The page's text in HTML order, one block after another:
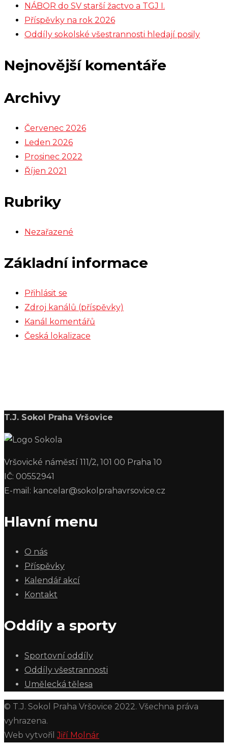
NÁBOR do SV starší žactvo a TGJ I.
Příspěvky na rok 2026
Oddíly sokolské všestrannosti hledají posily
Nejnovější komentáře
Archivy
Červenec 2026
Leden 2026
Prosinec 2022
Říjen 2021
Rubriky
Nezařazené
Základní informace
Přihlásit se
Zdroj kanálů (příspěvky)
Kanál komentářů
Česká lokalizace
T.J. Sokol Praha Vršovice
Vršovické náměstí 111/2, 101 00 Praha 10
IČ: 00552941
E-mail: kancelar@sokolprahavrsovice.cz
Hlavní menu
O nás
Příspěvky
Kalendář akcí
Kontakt
Oddíly a sporty
Sportovní oddíly
Oddíly všestrannosti
Umělecká tělesa
© T.J. Sokol Praha Vršovice 2022. Všechna práva
vyhrazena.
Web vytvořilJiří Molnár